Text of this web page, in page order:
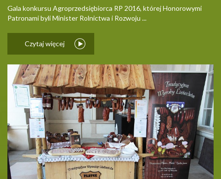
Gala konkursu Agroprzedsiębiorca RP 2016, której Honorowymi
Patronami byli Minister Rolnictwa i Rozwoju ...
Czytaj więcej